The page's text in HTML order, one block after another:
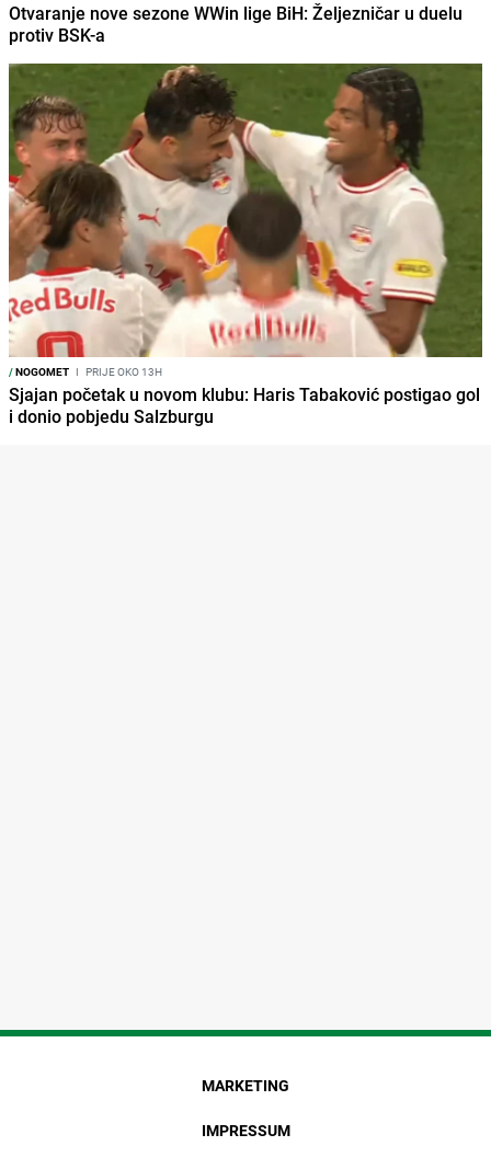
Otvaranje nove sezone WWin lige BiH: Željezničar u duelu
protiv BSK-a
/NOGOMET I PRIJE OKO 13H
Sjajan početak u novom klubu: Haris Tabaković postigao gol
i donio pobjedu Salzburgu
MARKETING
IMPRESSUM